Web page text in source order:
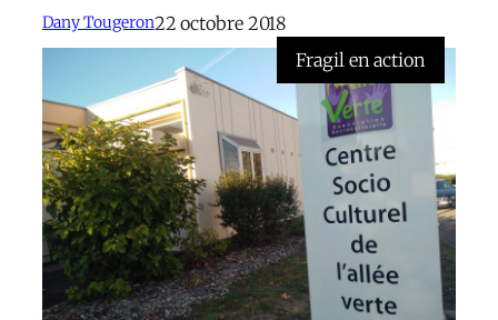
Dany Tougeron22 octobre 2018
Fragil en action